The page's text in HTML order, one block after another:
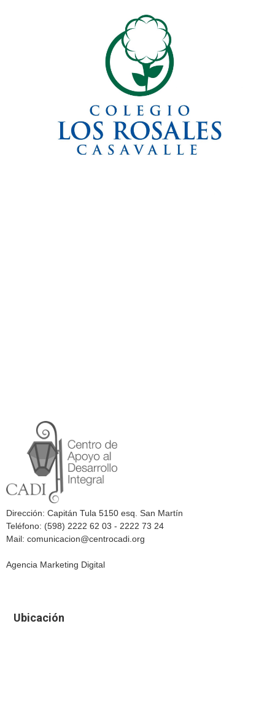
Dirección: Capitán Tula 5150 esq. San Martín
Teléfono: (598) 2222 62 03 - 2222 73 24
Mail: comunicacion@centrocadi.org
Agencia Marketing Digital
Ubicación